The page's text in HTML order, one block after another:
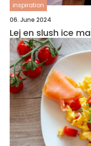
inspiration
06. June 2024
Lej en slush ice